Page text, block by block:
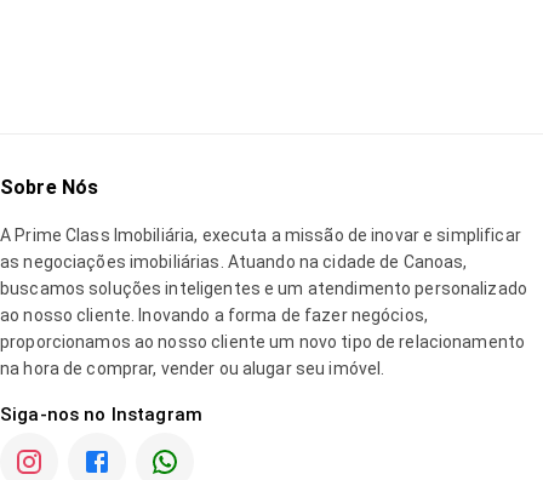
Sobre Nós
A Prime Class Imobiliária, executa a missão de inovar e simplificar
as negociações imobiliárias. Atuando na cidade de Canoas,
buscamos soluções inteligentes e um atendimento personalizado
ao nosso cliente. Inovando a forma de fazer negócios,
proporcionamos ao nosso cliente um novo tipo de relacionamento
na hora de comprar, vender ou alugar seu imóvel.
Siga-nos no Instagram